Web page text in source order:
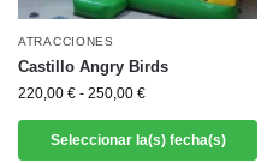
ATRACCIONES
Castillo Angry Birds
220,00 € - 250,00 €
Seleccionar la(s) fecha(s)